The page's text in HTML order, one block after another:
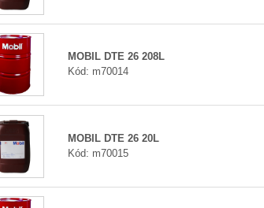
MOBIL DTE 26 208L
Kód: m70014
MOBIL DTE 26 20L
Kód: m70015